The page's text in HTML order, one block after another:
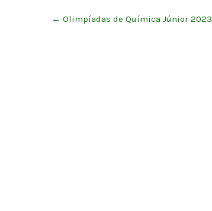
navigation
← Olimpíadas de Química Júnior 2023